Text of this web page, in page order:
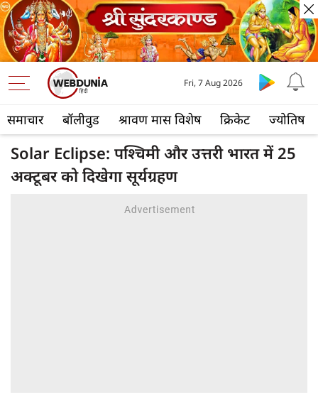
समाचार बॉलीवुड श्रावण मास विशेष क्रिकेट ज्योतिष
Fri, 7 Aug 2026
Solar Eclipse: पश्चिमी और उत्तरी भारत में 25
अक्टूबर को दिखेगा सूर्यग्रहण